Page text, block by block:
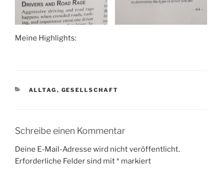
Meine Highlights:
KATEGORIEN
ALLTAG , GESELLSCHAFT
Schreibe einen Kommentar
Deine E-Mail-Adresse wird nicht veröffentlicht.
Erforderliche Felder sind mit* markiert